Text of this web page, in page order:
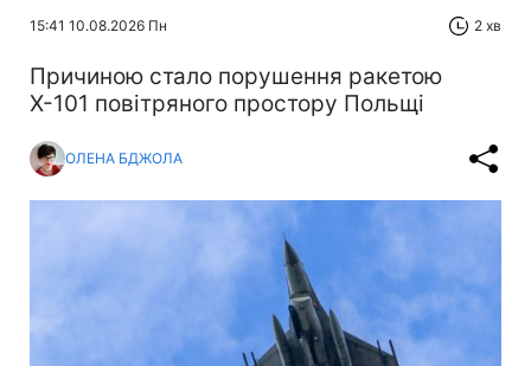
15:41 10.08.2026 Пн 2 хв
Причиною стало порушення ракетою
Х-101 повітряного простору Польщі
ОЛЕНА БДЖОЛА